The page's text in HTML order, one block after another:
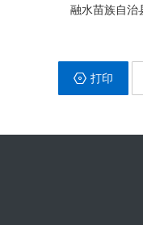
融水苗族自治
打印